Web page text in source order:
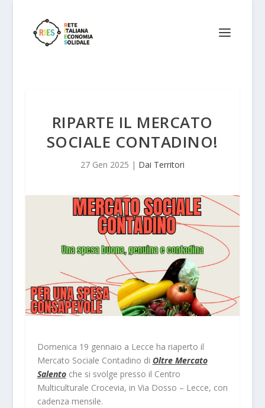
RIPARTE IL MERCATO
SOCIALE CONTADINO!
27 Gen 2025 | Dai Territori
Domenica 19 gennaio a Lecce ha riaperto il
Mercato Sociale Contadino di Oltre Mercato
Salentoche si svolge presso il Centro
Multiculturale Crocevia, in Via Dosso – Lecce, con
cadenza mensile.